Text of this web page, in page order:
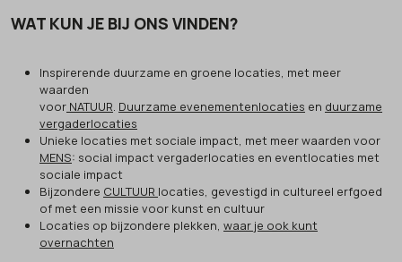
WAT KUN JE BIJ ONS VINDEN?
Inspirerende duurzame en groene locaties, met meer
waarden
voor NATUUR. Duurzame evenementenlocaties en duurzame
vergaderlocaties
Unieke locaties met sociale impact, met meer waarden voor
MENS: social impact vergaderlocaties en eventlocaties met
sociale impact
Bijzondere CULTUUR locaties, gevestigd in cultureel erfgoed
of met een missie voor kunst en cultuur
Locaties op bijzondere plekken, waar je ook kunt
overnachten